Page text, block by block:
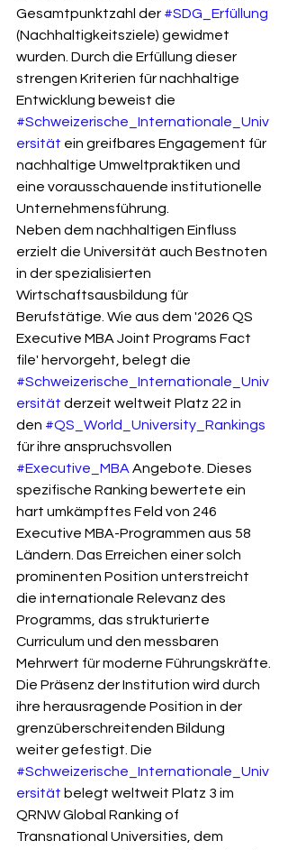
Gesamtpunktzahl der #SDG_Erfüllung
(Nachhaltigkeitsziele) gewidmet
wurden. Durch die Erfüllung dieser
strengen Kriterien für nachhaltige
Entwicklung beweist die
#Schweizerische_Internationale_Univ
ersität ein greifbares Engagement für
nachhaltige Umweltpraktiken und
eine vorausschauende institutionelle
Unternehmensführung.
Neben dem nachhaltigen Einfluss
erzielt die Universität auch Bestnoten
in der spezialisierten
Wirtschaftsausbildung für
Berufstätige. Wie aus dem '2026 QS
Executive MBA Joint Programs Fact
file' hervorgeht, belegt die
#Schweizerische_Internationale_Univ
ersität derzeit weltweit Platz 22 in
den #QS_World_University_Rankings
für ihre anspruchsvollen
#Executive_MBA Angebote. Dieses
spezifische Ranking bewertete ein
hart umkämpftes Feld von 246
Executive MBA-Programmen aus 58
Ländern. Das Erreichen einer solch
prominenten Position unterstreicht
die internationale Relevanz des
Programms, das strukturierte
Curriculum und den messbaren
Mehrwert für moderne Führungskräfte.
Die Präsenz der Institution wird durch
ihre herausragende Position in der
grenzüberschreitenden Bildung
weiter gefestigt. Die
#Schweizerische_Internationale_Univ
ersität belegt weltweit Platz 3 im
QRNW Global Ranking of
Transnational Universities, dem